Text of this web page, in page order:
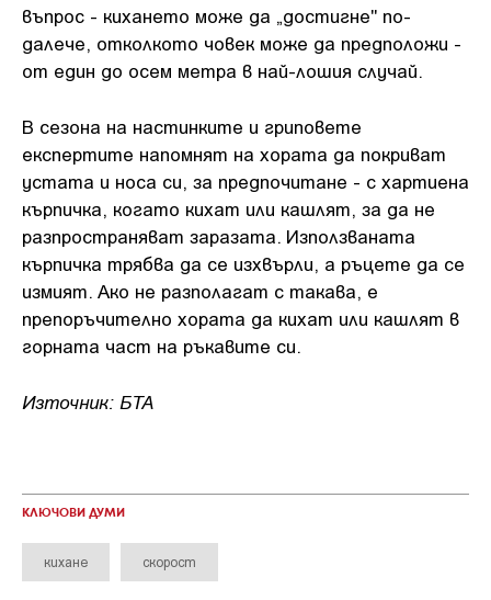
въпрос - кихането може да „достигне" по-
далече, отколкото човек може да предположи -
от един до осем метра в най-лошия случай.
В сезона на настинките и гриповете
експертите напомнят на хората да покриват
устата и носа си, за предпочитане - с хартиена
кърпичка, когато кихат или кашлят, за да не
разпространяват заразата. Използваната
кърпичка трябва да се изхвърли, а ръцете да се
измият. Ако не разполагат с такава, е
препоръчително хората да кихат или кашлят в
горната част на ръкавите си.
Източник: БТА
КЛЮЧОВИ ДУМИ
кихане скорост